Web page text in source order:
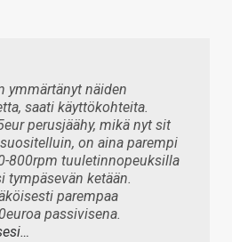
ymmärtänyt näiden
saati käyttökohteita.
perusjäähy, mikä nyt sit
on aina parempi
800rpm tuuletinnopeuksilla
tympäsevän ketään.
parempaa
passivisena.